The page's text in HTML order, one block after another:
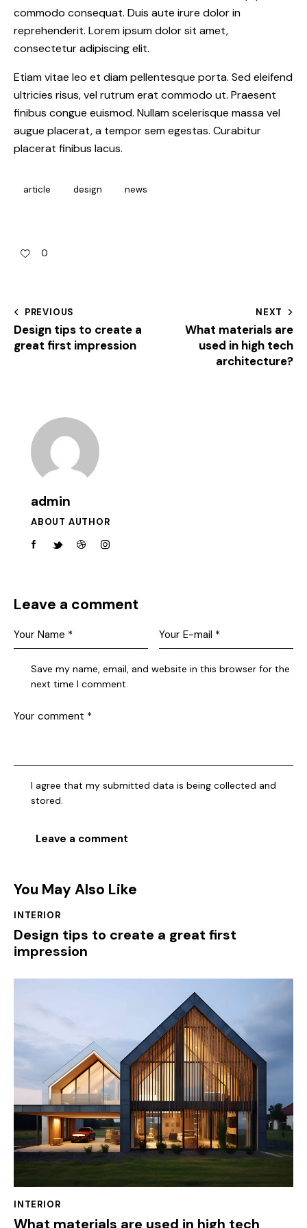
commodo consequat. Duis aute irure dolor in
reprehenderit. Lorem ipsum dolor sit amet,
consectetur adipiscing elit.
Etiam vitae leo et diam pellentesque porta. Sed eleifend
ultricies risus, vel rutrum erat commodo ut. Praesent
finibus congue euismod. Nullam scelerisque massa vel
augue placerat, a tempor sem egestas. Curabitur
placerat finibus lacus.
article design news
0
PREVIOUS
Design tips to create a
great first impression
NEXT
What materials are
used in high tech
architecture?
admin
ABOUT AUTHOR
Leave a comment
Save my name, email, and website in this browser for the
next time I comment.
I agree that my submitted data is being collected and
stored.
You May Also Like
INTERIOR
Design tips to create a great first
impression
INTERIOR
What materials are used in high tech